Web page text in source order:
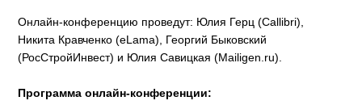
Онлайн-конференцию проведут: Юлия Герц (Callibri),
Никита Кравченко (eLama), Георгий Быковский
(РосСтройИнвест) и Юлия Савицкая (Mailigen.ru).
Программа онлайн-конференции: